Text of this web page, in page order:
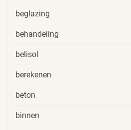
beglazing
behandeling
belisol
berekenen
beton
binnen